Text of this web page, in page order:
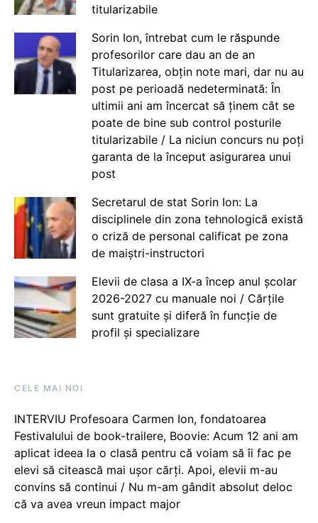
titularizabile
Sorin Ion, întrebat cum le răspunde
profesorilor care dau an de an
Titularizarea, obțin note mari, dar nu au
post pe perioadă nedeterminată: În
ultimii ani am încercat să ținem cât se
poate de bine sub control posturile
titularizabile / La niciun concurs nu poți
garanta de la început asigurarea unui
post
Secretarul de stat Sorin Ion: La
disciplinele din zona tehnologică există
o criză de personal calificat pe zona
de maiștri-instructori
Elevii de clasa a IX-a încep anul școlar
2026-2027 cu manuale noi / Cărțile
sunt gratuite și diferă în funcție de
profil și specializare
CELE MAI NOI
INTERVIU Profesoara Carmen Ion, fondatoarea
Festivalului de book-trailere, Boovie: Acum 12 ani am
aplicat ideea la o clasă pentru că voiam să îi fac pe
elevi să citească mai ușor cărți. Apoi, elevii m-au
convins să continui / Nu m-am gândit absolut deloc
că va avea vreun impact major